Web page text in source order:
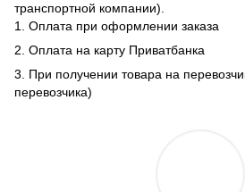
транспортной компании).
1. Оплата при оформлении заказа
2. Оплата на карту Приватбанка
3. При получении товара на
перевозчика)